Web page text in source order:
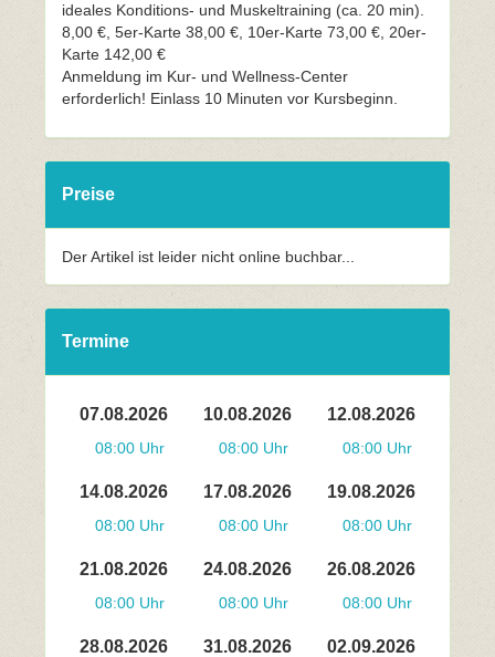
ideales Konditions- und Muskeltraining (ca. 20 min).
8,00 €, 5er-Karte 38,00 €, 10er-Karte 73,00 €, 20er-
Karte 142,00 €
Anmeldung im Kur- und Wellness-Center
erforderlich! Einlass 10 Minuten vor Kursbeginn.
Preise
Der Artikel ist leider nicht online buchbar...
Termine
07.08.2026
08:00 Uhr
10.08.2026
08:00 Uhr
12.08.2026
08:00 Uhr
14.08.2026
08:00 Uhr
17.08.2026
08:00 Uhr
19.08.2026
08:00 Uhr
21.08.2026
08:00 Uhr
24.08.2026
08:00 Uhr
26.08.2026
08:00 Uhr
28.08.2026 31.08.2026 02.09.2026